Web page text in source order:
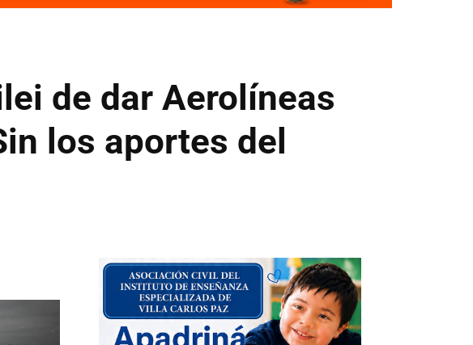
de dar Aerolíneas
los aportes del